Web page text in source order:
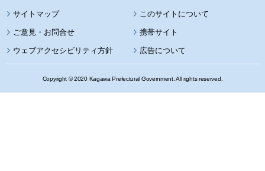
サイトマップ このサイトについて
携帯サイト
ウェブアクセシビリティ方針 広告について
Copyright © 2020 Kagawa Prefectural Government. All rights reserved.